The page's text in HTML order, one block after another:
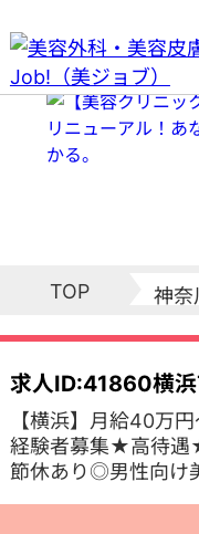
TOP 神奈
求人ID:41860横
【横浜】月給40万
経験者募集★高待
節休あり◎男性向け